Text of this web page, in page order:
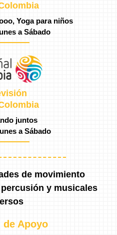
Yoga para niños
a Sábado
juntos
a Sábado
de movimiento
y musicales
de Apoyo